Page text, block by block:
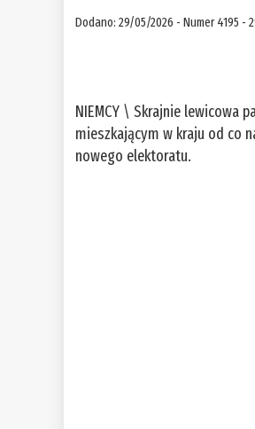
Dodano: 29/05/2026 - Numer 4195 -
NIEMCY \ Skrajnie lewicowa
mieszkającym w kraju od co
nowego elektoratu.